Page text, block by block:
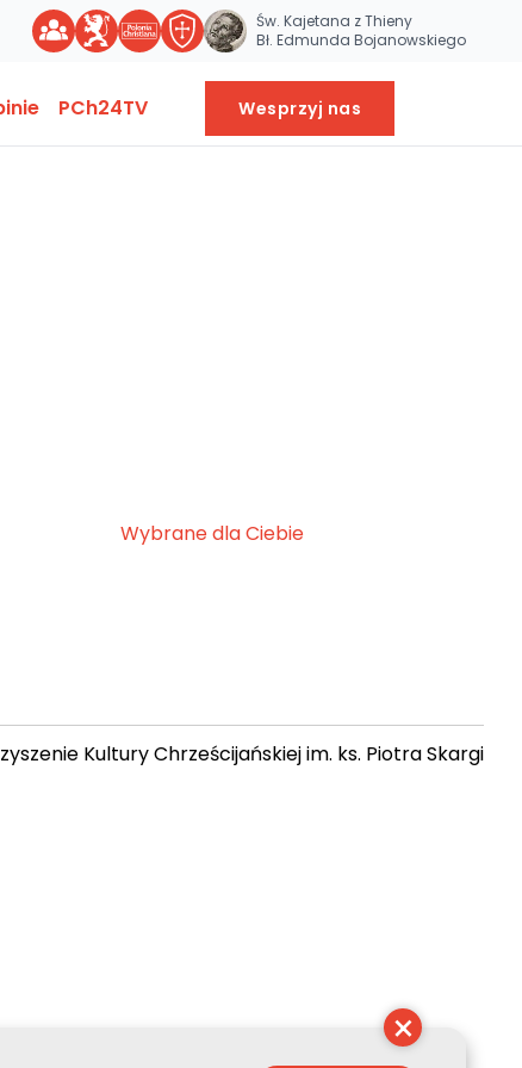
Św. Kajetana z Thieny
Bł. Edmunda Bojanowskiego
PCh24TV Wesprzyj nas
Wybrane dla Ciebie
Kultury Chrześcijańskiej im. ks. Piotra Skargi
×